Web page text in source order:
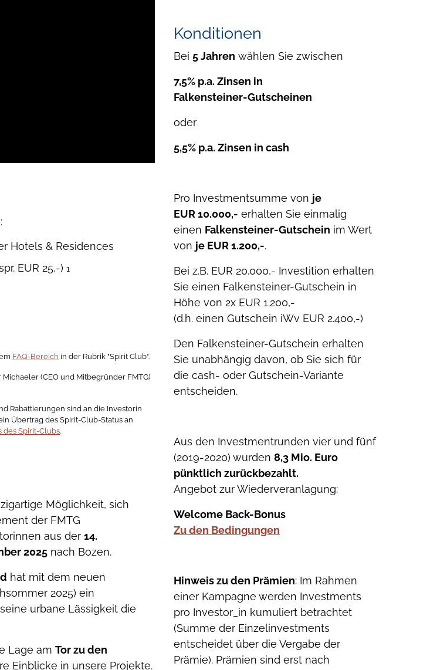
Hotels & Residences
EUR 25,-) 1
FAQ-Bereich in der Rubrik "Spirit Club".
(CEO und Mitbegründer FMTG)
Rabattierungen sind an die Investorin
Übertrag des Spirit-Club-Status an
des Spirit-Clubs.
Möglichkeit, sich
der FMTG
aus der 14.
2025 nach Bozen.
hat mit dem neuen
2025) ein
urbane Lässigkeit die
Lage am Tor zu den
Einblicke in unsere Projekte.
Konditionen
Bei 5 Jahren wählen Sie zwischen
7,5% p.a. Zinsen in
Falkensteiner-Gutscheinen
oder
5,5% p.a. Zinsen in cash
Pro Investmentsumme von je
EUR 10.000,- erhalten Sie einmalig
einen Falkensteiner-Gutschein im Wert
von je EUR 1.200,-.
Bei z.B. EUR 20.000,- Investition erhalten
Sie einen Falkensteiner-Gutschein in
Höhe von 2x EUR 1.200,-
(d.h. einen Gutschein iWv EUR 2.400,-)
Den Falkensteiner-Gutschein erhalten
Sie unabhängig davon, ob Sie sich für
die cash- oder Gutschein-Variante
entscheiden.
Aus den Investmentrunden vier und fünf
(2019-2020) wurden 8,3 Mio. Euro
pünktlich zurückbezahlt.
Angebot zur Wiederveranlagung:
Welcome Back-Bonus
Zu den Bedingungen
Hinweis zu den Prämien: Im Rahmen
einer Kampagne werden Investments
pro Investor_in kumuliert betrachtet
(Summe der Einzelinvestments
entscheidet über die Vergabe der
Prämie). Prämien sind erst nach